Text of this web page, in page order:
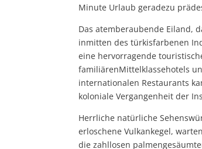
Minute Urlaub geradezu
Das atemberaubende Eiland,
inmitten des türkisfarbenen
eine hervorragende
familiärenMittelklassehotels
internationalen Restaurants
koloniale Vergangenheit der
Herrliche natürliche
erloschene Vulkankegel,
die zahllosen